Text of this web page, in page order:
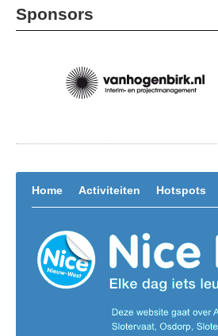
Sponsors
Home Activiteiten Hotspots